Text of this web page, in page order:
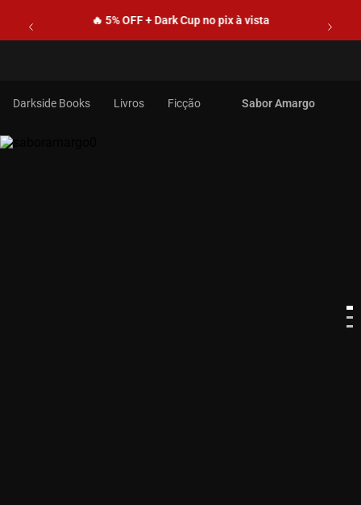
🔥 5% OFF + Dark Cup no pix à vista
Livros Ficção Sabor Amargo